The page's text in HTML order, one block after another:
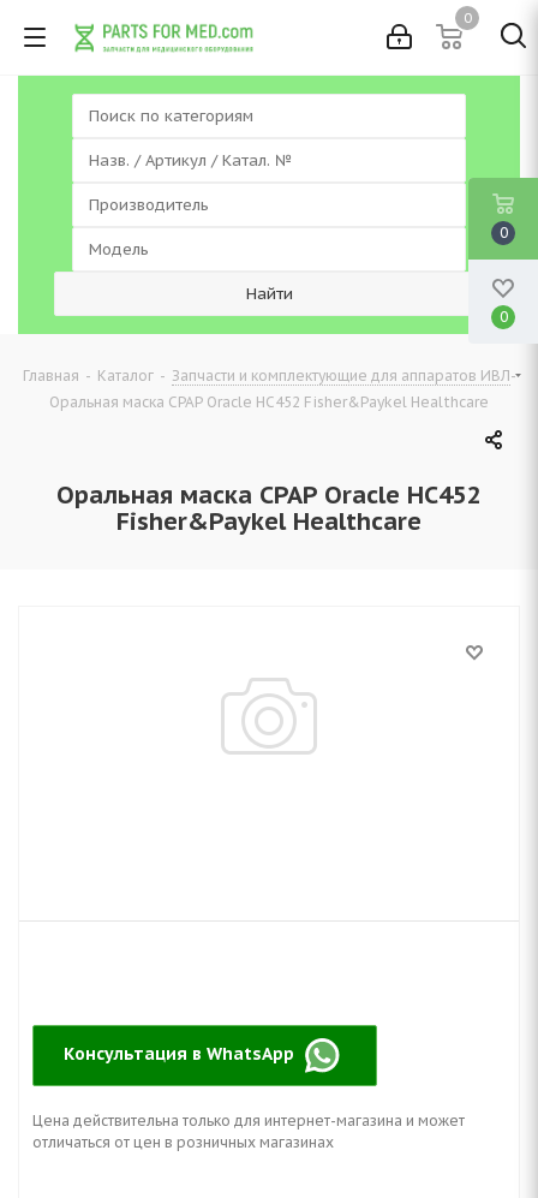
0
Главная - Каталог - Запчасти и комплектующие для аппаратов ИВЛ-
Оральная маска CPAP Oracle HC452 Fisher&Paykel Healthcare
Оральная маска CPAP Oracle HC452
Fisher&Paykel Healthcare
Консультация в WhatsApp
Цена действительна только для интернет-магазина и может
отличаться от цен в розничных магазинах
0
0